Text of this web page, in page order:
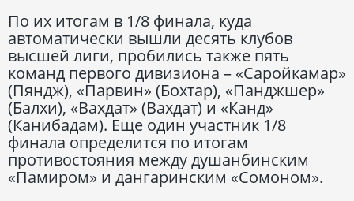
По их итогам в 1/8 финала, куда
автоматически вышли десять клубов
высшей лиги, пробились также пять
команд первого дивизиона – «Саройкамар»
(Пяндж), «Парвин» (Бохтар), «Панджшер»
(Балхи), «Вахдат» (Вахдат) и «Канд»
(Канибадам). Еще один участник 1/8
финала определится по итогам
противостояния между душанбинским
«Памиром» и дангаринским «Сомоном».